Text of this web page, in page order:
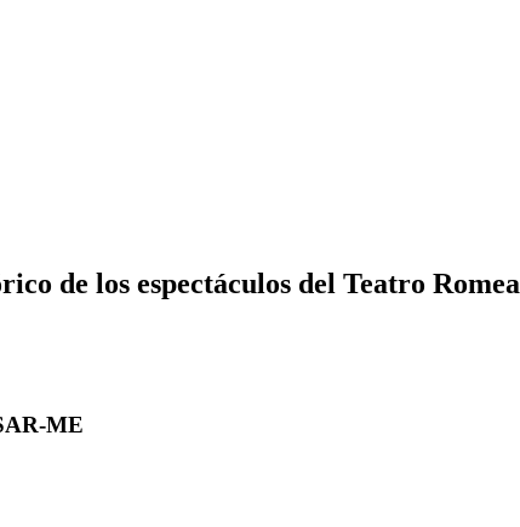
de los espectáculos del Teatro Romea
ME